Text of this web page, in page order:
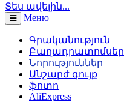
Տես ավելին...
Меню
Գրականություն
Բաղադրատոմսեր
Նորություններ
Անշարժ գույք
ֆոտո
AliExpress